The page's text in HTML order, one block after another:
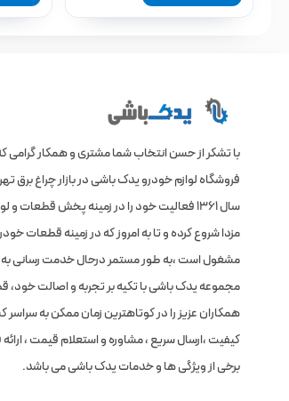
با تشکر از حسن انتخاب شما مشتری و همکار گرامی
فروشگاه لوازم خودرو یدک باشی در بازار چراغ برق
سال 1361 فعالیت خود را در زمینه پخش
مزدا شروع کرده و تا به امروز که در زمینه قطعات
مشغول است ،به طور مستمر درحال خدمت رسانی
مجموعه یدک باشی با تکیه بر تجربه و اصالت خود،
همکاران عزیز را در کوتاهترین زمان ممکن به
کیفیت ،ارسال سریع ، مشاوره و استعلام قیمت ،
برخی از ویژگی ها و خدمات یدک باشی می باشد.